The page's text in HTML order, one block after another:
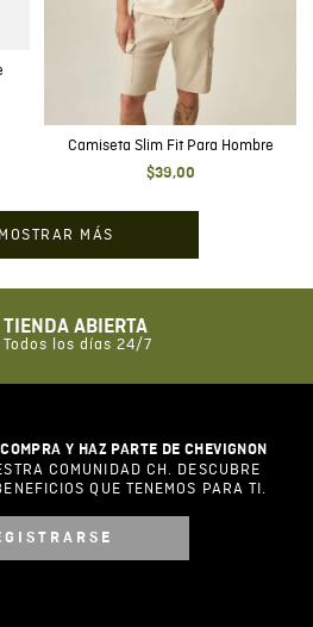
Camiseta Slim Fit Para Hombre
$39,00
MOSTRAR MÁS
TIENDA ABIERTA
Todos los días 24/7
Y HAZ PARTE DE CHEVIGNON
COMUNIDAD CH. DESCUBRE
QUE TENEMOS PARA TI.